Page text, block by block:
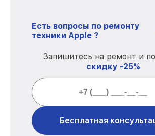
Есть вопросы по ремонту
техники Apple ?
Запишитесь на ремонт и
скидку -25%
Бесплатная